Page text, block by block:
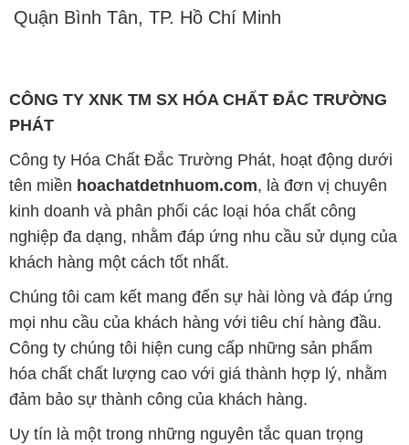
Quận Bình Tân, TP. Hồ Chí Minh
CÔNG TY XNK TM SX HÓA CHẤT ĐẮC TRƯỜNG
PHÁT
Công ty Hóa Chất Đắc Trường Phát, hoạt động dưới
tên miền hoachatdetnhuom.com, là đơn vị chuyên
kinh doanh và phân phối các loại hóa chất công
nghiệp đa dạng, nhằm đáp ứng nhu cầu sử dụng của
khách hàng một cách tốt nhất.
Chúng tôi cam kết mang đến sự hài lòng và đáp ứng
mọi nhu cầu của khách hàng với tiêu chí hàng đầu.
Công ty chúng tôi hiện cung cấp những sản phẩm
hóa chất chất lượng cao với giá thành hợp lý, nhằm
đảm bảo sự thành công của khách hàng.
Uy tín là một trong những nguyên tắc quan trọng